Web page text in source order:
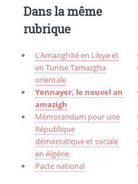
Dans la même
rubrique
L’Amazighité en Libye et
en Tunise Tamazgha
orientale
Yennayer, le nouvel an
amazigh
Mémorandum pour une
République
démocratique et sociale
en Algérie
Pacte national